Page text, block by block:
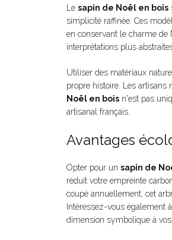
Le sapin de Noël en bois
simplicité raffinée. Ces
en conservant le charme de
interprétations plus
Utiliser des matériaux
propre histoire. Les artisans
Noël en bois n'est pas
artisanal français.
Avantages
Opter pour un sapin de
réduit votre empreinte
coupé annuellement, cet
Intéressez-vous également
dimension symbolique à vos